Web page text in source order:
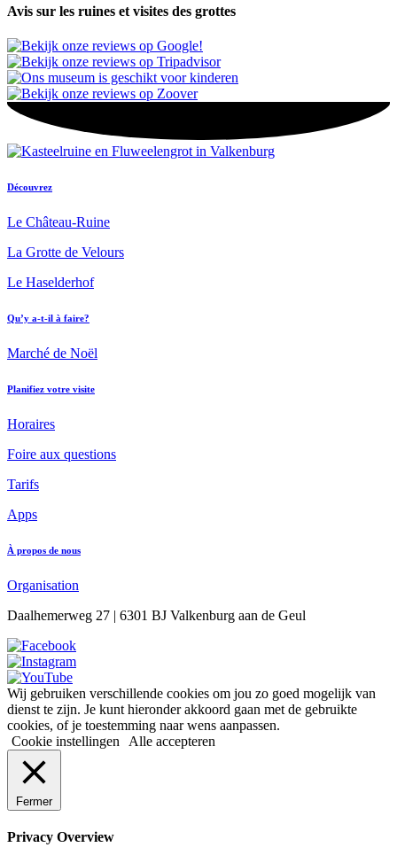
Avis sur les ruines et visites des grottes
Découvrez
Le Château-Ruine
La Grotte de Velours
Le Haselderhof
Qu’y a-t-il à faire?
Marché de Noël
Planifiez votre visite
Horaires
Foire aux questions
Tarifs
Apps
À propos de nous
Organisation
Daalhemerweg 27 | 6301 BJ Valkenburg aan de Geul
Wij gebruiken verschillende cookies om jou zo goed mogelijk van
dienst te zijn. Je kunt hieronder akkoord gaan met de gebruikte
cookies, of je toestemming naar wens aanpassen.
Cookie instellingen
Alle accepteren
Fermer
Privacy Overview